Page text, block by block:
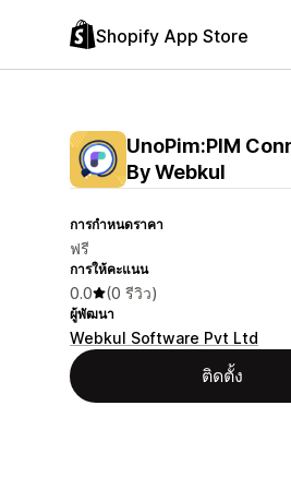
Shopify App Store
UnoPim:PIM
By Webkul
การกำหนดราคา
ฟรี
การให้คะแนน
0.0 (0 รีวิว)
ผู้พัฒนา
Webkul Software Pvt Ltd
ติดตั้ง